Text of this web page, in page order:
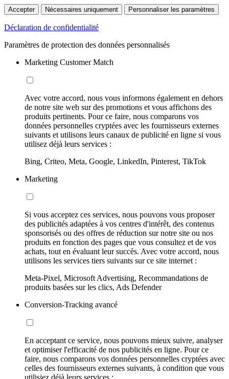
Accepter Nécessaires uniquement Personnaliser les paramètres
Déclaration de confidentialité
Paramètres de protection des données personnalisés
Marketing Customer Match
Avec votre accord, nous vous informons également en dehors
de notre site web sur des promotions et vous affichons des
produits pertinents. Pour ce faire, nous comparons vos
données personnelles cryptées avec les fournisseurs externes
suivants et utilisons leurs canaux de publicité en ligne si vous
utilisez déjà leurs services :
Bing, Criteo, Meta, Google, LinkedIn, Pinterest, TikTok
Marketing
Si vous acceptez ces services, nous pouvons vous proposer
des publicités adaptées à vos centres d'intérêt, des contenus
sponsorisés ou des offres de réduction sur notre site ou nos
produits en fonction des pages que vous consultez et de vos
achats, tout en évaluant leur succès. Avec votre accord, nous
utilisons les services tiers suivants sur ce site internet :
Meta-Pixel, Microsoft Advertising, Recommandations de
produits basées sur les clics, Ads Defender
Conversion-Tracking avancé
En acceptant ce service, nous pouvons mieux suivre, analyser
et optimiser l'efficacité de nos publicités en ligne. Pour ce
faire, nous comparons vos données personnelles cryptées avec
celles des fournisseurs externes suivants, à condition que vous
utilisiez déjà leurs services :